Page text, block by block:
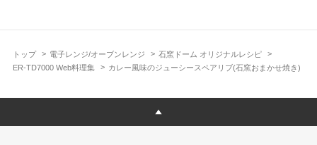
トップ 電子レンジ/オーブンレンジ
石窯ドーム オリジナルレシピ
ER-TD7000 Web料理集
カレー風味のジューシースペアリブ(石窯おまかせ焼き)